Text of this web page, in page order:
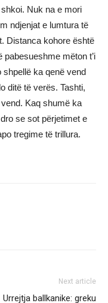
Nuk na e mori
ndjenjat e lumtura të
Distanca kohore është
mëton t’i
ka qenë vend
ditë të verës. Tashti,
Kaq shumë ka
se sot përjetimet e
tregime të trillura.
Next article
Urrejtja ballkanike: greku